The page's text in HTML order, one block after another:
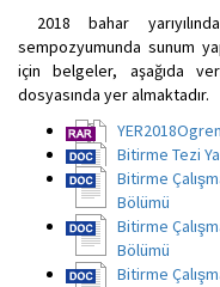
2018 bahar
sempozyumunda sunum
için belgeler, aşağıda
dosyasında yer almaktadır.
Bitirme Tezi
Bitirme
Bölümü
Bitirme
Bölümü
Bitirme